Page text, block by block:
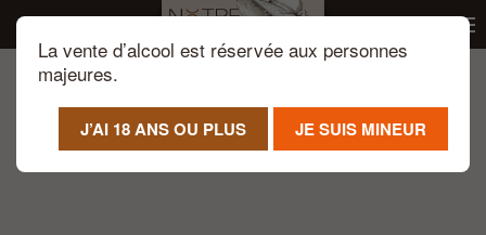
Passer au contenu principal
La vente d’alcool est réservée aux personnes
majeures.
J’AI 18 ANS OU PLUS JE SUIS MINEUR